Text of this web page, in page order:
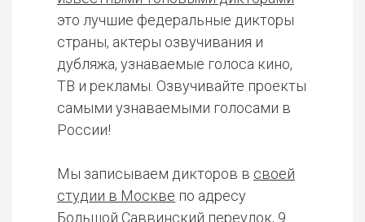
это лучшие федеральные дикторы
страны, актеры озвучивания и
дубляжа, узнаваемые голоса кино,
ТВ и рекламы. Озвучивайте проекты
самыми узнаваемыми голосами в
России!
Мы записываем дикторов в своей
студии в Москве по адресу
Большой Саввинский переулок, 9